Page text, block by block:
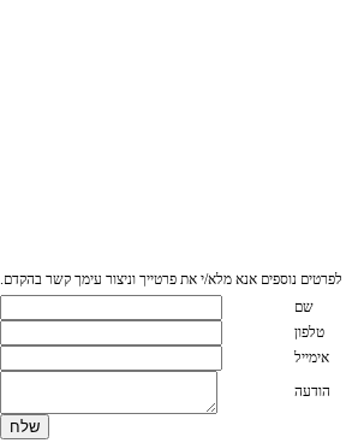
לפרטים נוספים אנא מלא/י את פרטייך וניצור עימך קשר בהקדם.
שם
טלפון
אימייל
הודעה